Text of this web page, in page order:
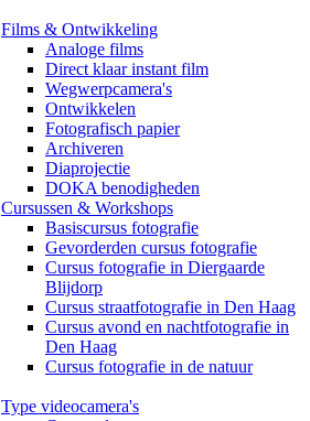
Films & Ontwikkeling
Analoge films
Direct klaar instant film
Wegwerpcamera's
Ontwikkelen
Fotografisch papier
Archiveren
Diaprojectie
DOKA benodigheden
Cursussen & Workshops
Basiscursus fotografie
Gevorderden cursus fotografie
Cursus fotografie in Diergaarde
Blijdorp
Cursus straatfotografie in Den Haag
Cursus avond en nachtfotografie in
Den Haag
Cursus fotografie in de natuur
Type videocamera's